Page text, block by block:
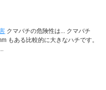
クマバチの危険性は... クマバチ
もある比較的に大きなハチです。